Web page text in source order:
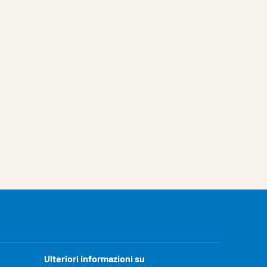
Ulteriori informazioni su